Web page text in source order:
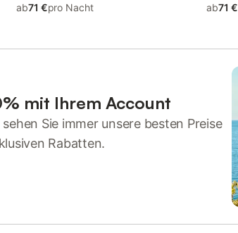
ab71 €pro Nacht
ab71 €
mit Ihrem Account
Sie immer unsere besten Preise
Rabatten.